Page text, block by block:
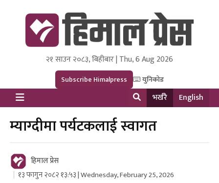
Himal Press
Dot NewsyNepal Media and Research Pvt Ltd.
२१ साउन २०८३, बिहीबार | Thu, 6 Aug 2026
Subscribe Himalpress युनिकोड
भर्खरै English
म्याग्दीमा पर्यटकलाई स्वागत
हिमाल प्रेस
१३ फागुन २०८२ १३:५३ | Wednesday, February 25, 2026